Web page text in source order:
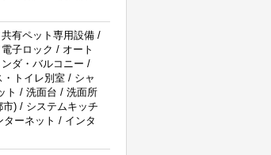
有ペット専用設備 /
子ロック / オート
ダ・バルコニー /
トイレ別室 / シャ
ト / 洗面台 / 洗面所
) / システムキッチ
ーネット / インタ